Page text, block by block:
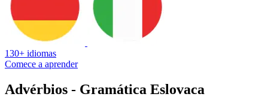
130+ idiomas
Comece a aprender
Advérbios - Gramática Eslovaca